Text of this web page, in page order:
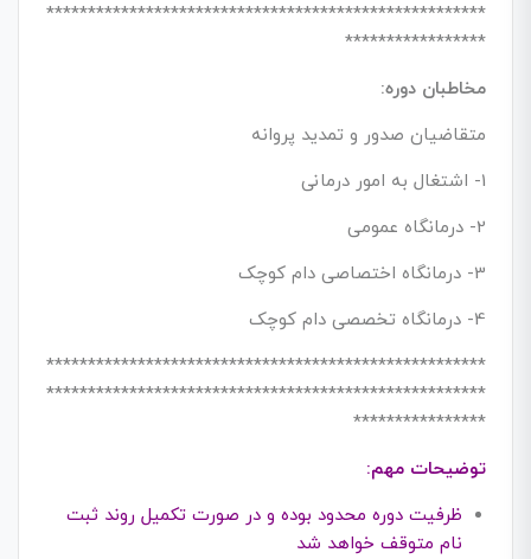
*****************************************************
*****************
مخاطبان دوره:
متقاضیان صدور و تمدید پروانه
1- اشتغال به امور درمانی
2- درمانگاه عمومی
3- درمانگاه اختصاصی دام کوچک
4- درمانگاه تخصصی دام کوچک
*****************************************************
*****************************************************
****************
توضیحات مهم:
ظرفیت دوره محدود بوده و در صورت تکمیل روند ثبت
نام متوقف خواهد شد